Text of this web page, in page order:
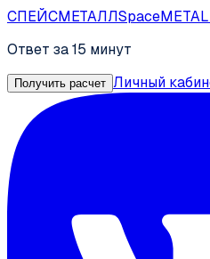
СПЕЙСМЕТАЛЛ
Ответ за 15 минут
Получить расчет Личный